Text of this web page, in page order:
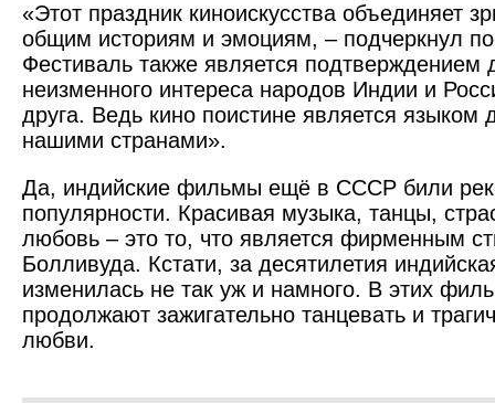
«Этот праздник киноискус­ства объединяет
общим историям и эмоциям, – подчеркнул
Фестиваль также является подтверждением
неизменного интереса народов Индии и
друга. Ведь кино поистине является
нашими странами».
Да, индийские фильмы ещё в СССР били
популярности. Красивая музыка, танцы,
любовь – это то, что является фирменным
Болливуда. Кстати, за десятилетия
изменилась не так уж и намного. В этих
продолжают зажигательно танцевать и
любви.